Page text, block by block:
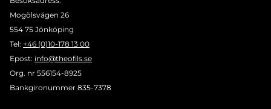
Mogölsvägen 26
554 75 Jönköping
Tel: +46 (0)10-178 13 00
Epost: info@theofils.se
Org. nr 556154-8925
Bankgironummer 835-7378